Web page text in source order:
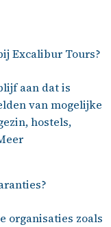
Excalibur Tours?
aan dat is
van mogelijke
hostels,
organisaties zoals